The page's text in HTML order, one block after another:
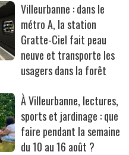
Villeurbanne : dans le
métro A, la station
Gratte-Ciel fait peau
neuve et transporte les
usagers dans la forêt
À Villeurbanne, lectures,
sports et jardinage : que
faire pendant la semaine
du 10 au 16 août ?